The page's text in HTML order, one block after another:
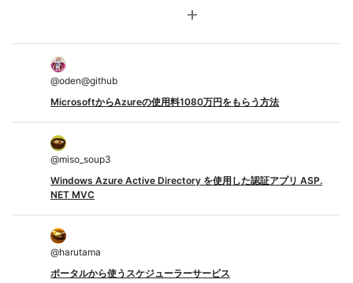
add
@oden@github
MicrosoftからAzureの使用料1080万円をもらう方法
@miso_soup3
Windows Azure Active Directory を使用した認証アプリ ASP.
NET MVC
@harutama
ポータルから使うスケジューラーサービス